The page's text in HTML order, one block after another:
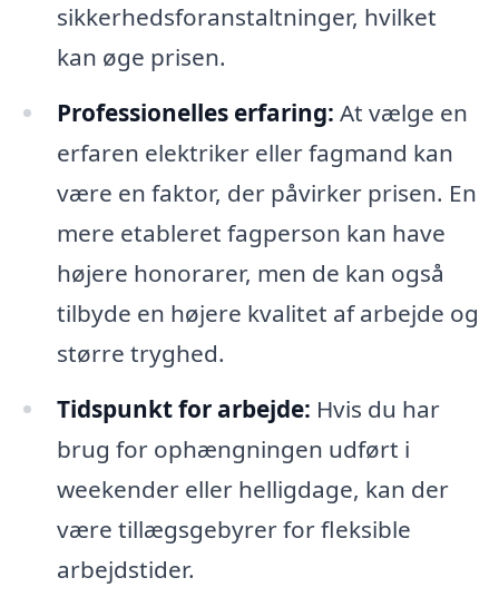
sikkerhedsforanstaltninger, hvilket
kan øge prisen.
Professionelles erfaring: At vælge en
erfaren elektriker eller fagmand kan
være en faktor, der påvirker prisen. En
mere etableret fagperson kan have
højere honorarer, men de kan også
tilbyde en højere kvalitet af arbejde og
større tryghed.
Tidspunkt for arbejde: Hvis du har
brug for ophængningen udført i
weekender eller helligdage, kan der
være tillægsgebyrer for fleksible
arbejdstider.